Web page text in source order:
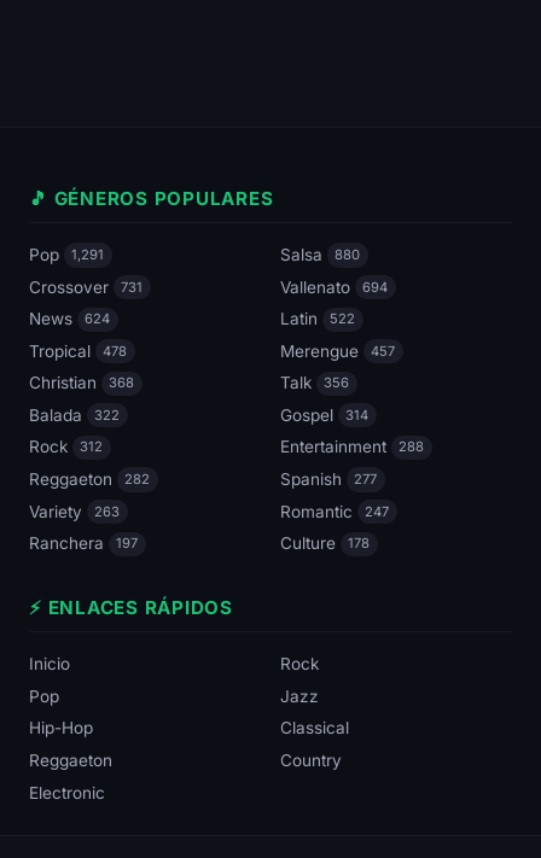
🎵 GÉNEROS POPULARES
Pop 1,291 Salsa 880
Crossover 731 Vallenato 694
News 624 Latin 522
Tropical 478 Merengue 457
Christian 368 Talk 356
Balada 322 Gospel 314
Rock 312 Entertainment 288
Reggaeton 282 Spanish 277
Variety 263 Romantic 247
Ranchera 197 Culture 178
⚡ ENLACES RÁPIDOS
Inicio
Rock
Pop
Jazz
Hip-Hop
Classical
Reggaeton
Country
Electronic